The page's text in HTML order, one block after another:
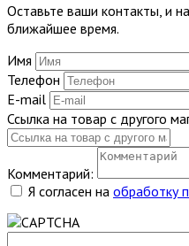
Оставьте ваши контакты, и
ближайшее время.
Имя
Телефон
E-mail
Ссылка на товар с другого
Комментарий:
Я согласен на обработку